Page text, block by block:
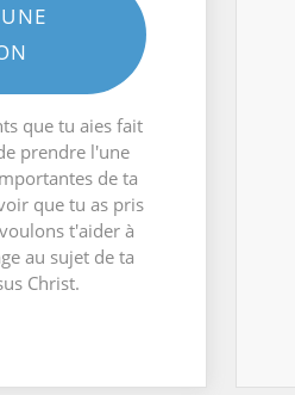
que tu aies fait
prendre l'une
de ta
que tu as pris
t'aider à
au sujet de ta
Christ.